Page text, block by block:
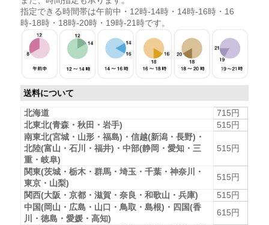
指定できる時間帯は午前中・12時-14時・14時-16時・16
時-18時・18時-20時・19時-21時です。
送料について
北海道
715円
北東北(青森・秋田・岩手)
515円
南東北(宮城・山形・福島)・信越(新潟・長野)・
北陸(富山・石川・福井)・中部(静岡・愛知・三
重・岐阜)
515円
関東(茨城・栃木・群馬・埼玉・千葉・神奈川・
東京・山梨)
515円
関西(大阪・京都・滋賀・奈良・和歌山・兵庫)
515円
中国(岡山・広島・山口・鳥取・島根)・四国(香
川・徳島・愛媛・高知)
615円